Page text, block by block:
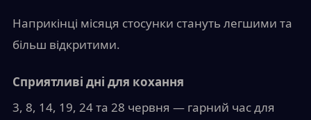
Наприкінці місяця стосунки стануть легшими та
більш відкритими.
Сприятливі дні для кохання
3, 8, 14, 19, 24 та 28 червня — гарний час для